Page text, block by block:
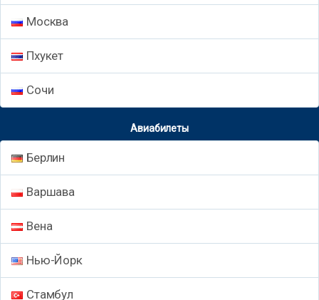
Москва
Пхукет
Сочи
Авиабилеты
Берлин
Варшава
Вена
Нью-Йорк
Стамбул